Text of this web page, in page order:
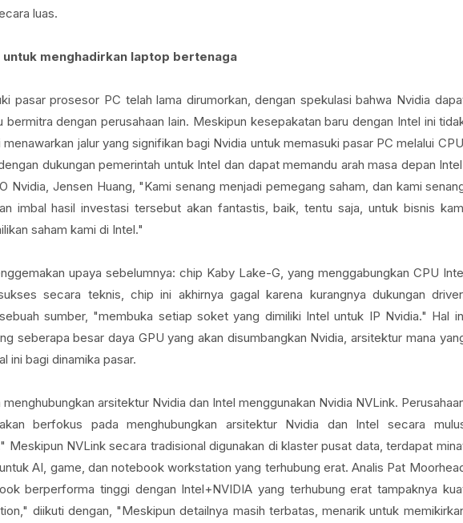
luas.
untuk menghadirkan laptop bertenaga
pasar prosesor PC telah lama dirumorkan, dengan spekulasi bahwa Nvidia
bermitra dengan perusahaan lain. Meskipun kesepakatan baru dengan Intel ini
jalur yang signifikan bagi Nvidia untuk memasuki pasar PC melalui
dukungan pemerintah untuk Intel dan dapat memandu arah masa depan
Nvidia, Jensen Huang, "Kami senang menjadi pemegang saham, dan kami
imbal hasil investasi tersebut akan fantastis, baik, tentu saja, untuk bisnis
saham kami di Intel."
upaya sebelumnya: chip Kaby Lake-G, yang menggabungkan CPU
secara teknis, chip ini akhirnya gagal karena kurangnya dukungan
sumber, "membuka setiap soket yang dimiliki Intel untuk IP Nvidia." Hal
seberapa besar daya GPU yang akan disumbangkan Nvidia, arsitektur mana
ini bagi dinamika pasar.
arsitektur Nvidia dan Intel menggunakan Nvidia NVLink.
berfokus pada menghubungkan arsitektur Nvidia dan Intel secara
Meskipun NVLink secara tradisional digunakan di klaster pusat data, terdapat
AI, game, dan notebook workstation yang terhubung erat. Analis Pat
berperforma tinggi dengan Intel+NVIDIA yang terhubung erat tampaknya
diikuti dengan, "Meskipun detailnya masih terbatas, menarik untuk